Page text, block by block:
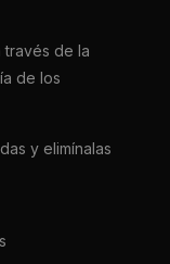
de la
de los
y elimínalas